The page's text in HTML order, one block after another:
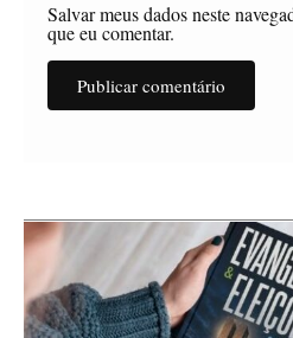
Salvar meus dados neste
que eu comentar.